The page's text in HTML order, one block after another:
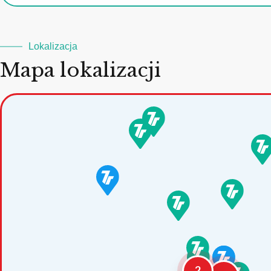
Lokalizacja
Mapa lokalizacji